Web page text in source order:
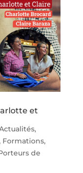
et
,
Formations,
de